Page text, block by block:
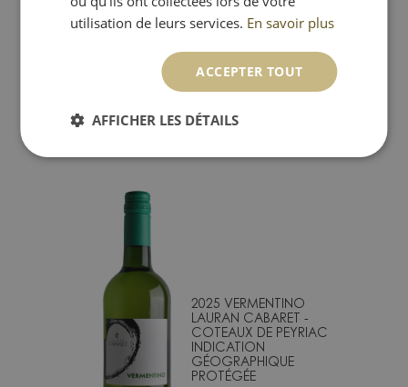
PEYRIAC INDICATION
6,95€
2025 VERMENTINO
LAURAN CABARET -
COTEAUX DE PEYRIAC
INDICATION
GÉOGRAPHIQUE
PROTÉGÉE
utilisation de leurs services. En savoir plus
ACCEPTER TOUT
AFFICHER LES DÉTAILS